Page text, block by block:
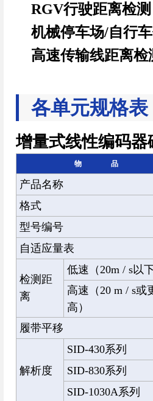
RGV行驶距离检测
机械停车场/自行
高速传输线距离检
各单元规格表
增量式线性编码
物品
产品名称
格式
型号编号
自适应量表
检测距
离
低速（20m / s以
高速（20 m / s或
高）
履带平移
解析度
SID-430系列
SID-830系列
SID-1030A系列